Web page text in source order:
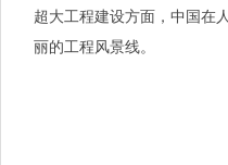
超大工程建设方面，中国在
丽的工程风景线。